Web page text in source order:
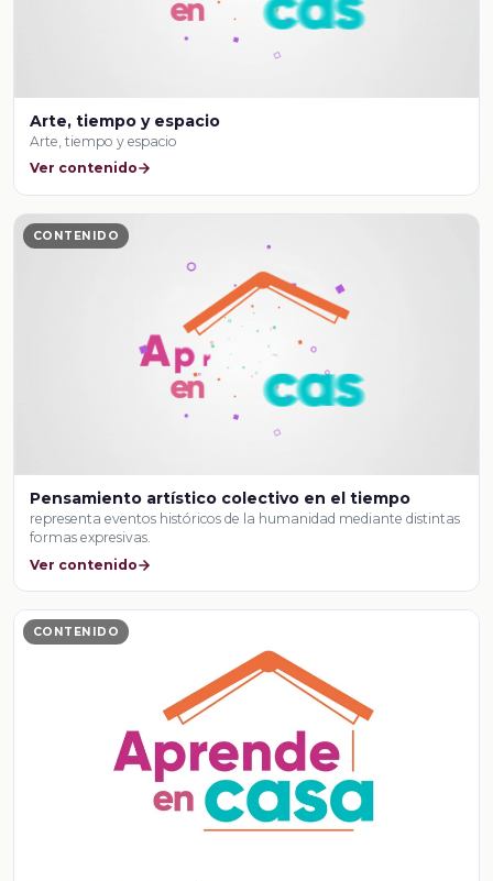
Arte, tiempo y espacio
Arte, tiempo y espacio
Ver contenido
CONTENIDO
Pensamiento artístico colectivo en el tiempo
representa eventos históricos de la humanidad mediante distintas
formas expresivas.
Ver contenido
CONTENIDO